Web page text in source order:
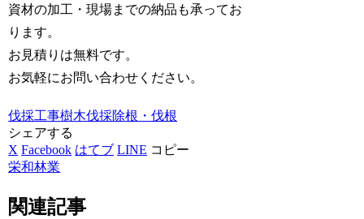
資材の加工・現場までの納品も承ってお
ります。
お見積りは無料です。
お気軽にお問い合わせください。
伐採工事樹木伐採除根・伐根
シェアする
X Facebook はてブ LINE コピー
栄和林業
関連記事